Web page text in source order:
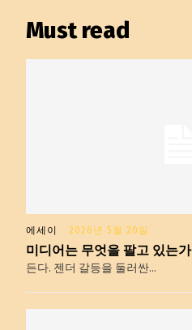
Must read
에세이 2026년 5월 20일
미디어는 무엇을 팔고 있는가
든다. 젠더 갈등을 둘러싼...